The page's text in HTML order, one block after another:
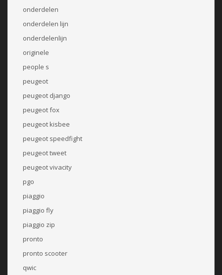
onderdelen
onderdelen lijn
onderdelenlijn
originele
people s
peugeot
peugeot django
peugeot fox
peugeot kisbee
peugeot speedfight
peugeot tweet
peugeot vivacity
pgo
piaggio
piaggio fly
piaggio zip
pronto
pronto scooter
qwic